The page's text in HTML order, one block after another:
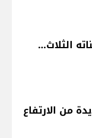
الثلاث…
من الارتفاع